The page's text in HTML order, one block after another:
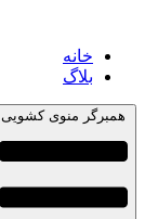
خانه
بلاگ
همبرگر منوی کشویی